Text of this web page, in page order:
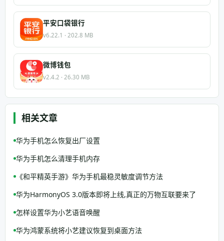
平安口袋银行
v6.22.1 · 202.8 MB
微博钱包
v2.4.2 · 26.30 MB
相关文章
华为手机怎么恢复出厂设置
华为手机怎么清理手机内存
《和平精英手游》华为手机最稳灵敏度调节方法
华为HarmonyOS 3.0版本即将上线,真正的万物互联要来了
怎样设置华为小艺语音唤醒
华为鸿蒙系统将小艺建议恢复到桌面方法